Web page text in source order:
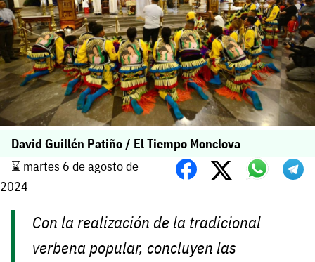
David Guillén Patiño / El Tiempo Monclova
⌛️ martes 6 de agosto de
2024
Con la realización de la tradicional
verbena popular, concluyen las